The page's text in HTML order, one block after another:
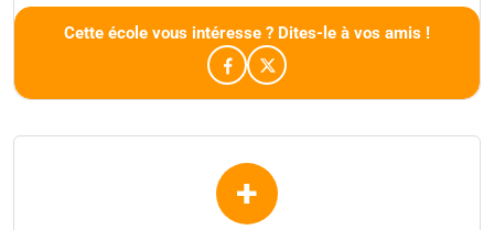
Cette école vous intéresse ? Dites-le à vos amis !
+